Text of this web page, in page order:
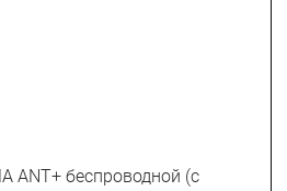
ANT+ беспроводной (с